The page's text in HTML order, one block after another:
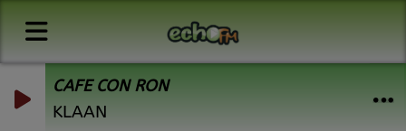
CAFE CON RON
KLAAN